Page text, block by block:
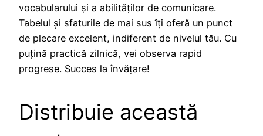
vocabularului și a abilităților de comunicare.
Tabelul și sfaturile de mai sus îți oferă un punct
de plecare excelent, indiferent de nivelul tău. Cu
puțină practică zilnică, vei observa rapid
progrese. Succes la învățare!
Distribuie această